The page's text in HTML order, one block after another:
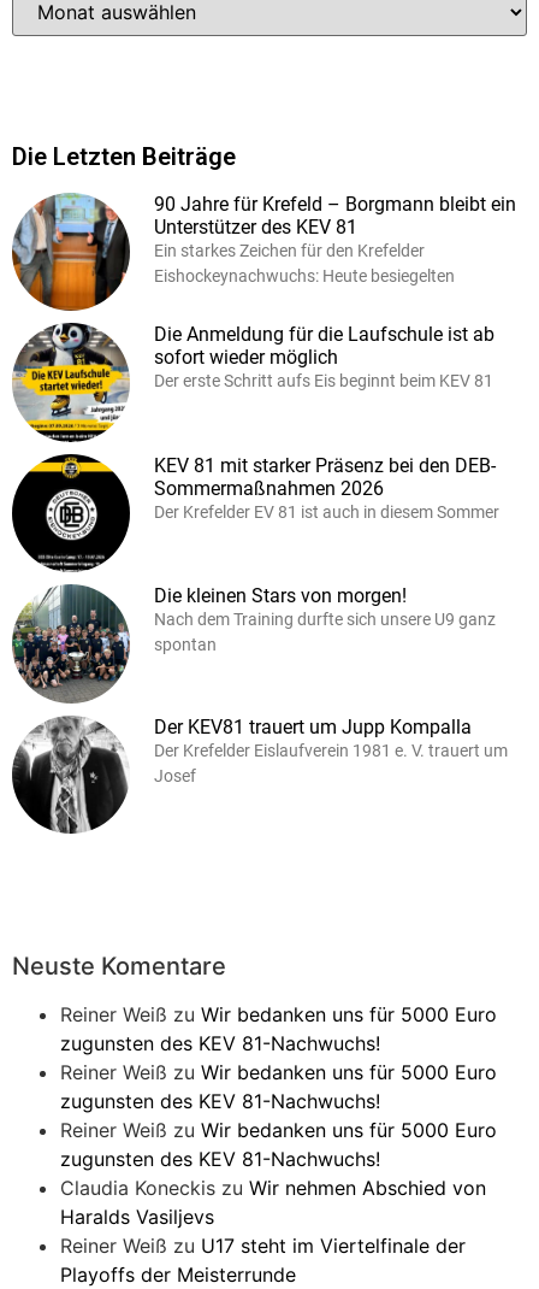
Die Letzten Beiträge
90 Jahre für Krefeld – Borgmann bleibt ein
Unterstützer des KEV 81
Ein starkes Zeichen für den Krefelder
Eishockeynachwuchs: Heute besiegelten
Die Anmeldung für die Laufschule ist ab
sofort wieder möglich
Der erste Schritt aufs Eis beginnt beim KEV 81
KEV 81 mit starker Präsenz bei den DEB-
Sommermaßnahmen 2026
Der Krefelder EV 81 ist auch in diesem Sommer
Die kleinen Stars von morgen!
Nach dem Training durfte sich unsere U9 ganz
spontan
Der KEV81 trauert um Jupp Kompalla
Der Krefelder Eislaufverein 1981 e. V. trauert um
Josef
Neuste Komentare
Reiner Weiß zu Wir bedanken uns für 5000 Euro
zugunsten des KEV 81-Nachwuchs!
Reiner Weiß zu Wir bedanken uns für 5000 Euro
zugunsten des KEV 81-Nachwuchs!
Reiner Weiß zu Wir bedanken uns für 5000 Euro
zugunsten des KEV 81-Nachwuchs!
Claudia Koneckis zu Wir nehmen Abschied von
Haralds Vasiljevs
Reiner Weiß zu U17 steht im Viertelfinale der
Playoffs der Meisterrunde